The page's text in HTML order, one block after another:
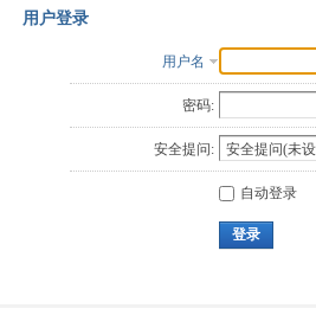
用户登录
用户名
密码:
安全提问:
自动登录
登录